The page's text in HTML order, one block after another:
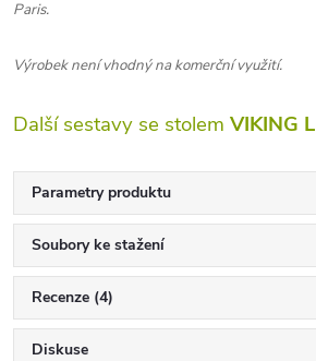
Paris.
Výrobek není vhodný na komerční využití.
Další sestavy se stolem VIKING L
Parametry produktu
Soubory ke stažení
Recenze (4)
Diskuse